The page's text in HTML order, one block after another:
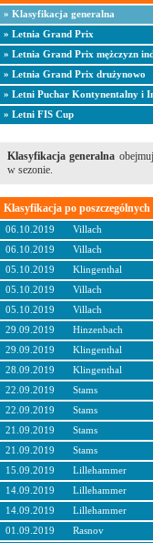
» Klasyfikacja generalna
» Letnia Grand Prix
» Letnia Grand Prix mężczyzn
» Letnia Grand Prix drużynowo
» Letni Puchar Kontynentalny i
» Letni FIS Cup
Klasyfikacja generalna
w sezonie.
Klasyfikacja po
06.10.2019 Villach
06.10.2019
Villach
05.10.2019
Klingenthal
05.10.2019
Villach
05.10.2019
Villach
29.09.2019
Hinzenbach
29.09.2019
Klingenthal
28.09.2019
Klingenthal
22.09.2019
Stams
22.09.2019
Stams
21.09.2019
Stams
21.09.2019
Stams
15.09.2019
Lillehammer
14.09.2019
Lillehammer
14.09.2019
Lillehammer
01.09.2019
Rasnov